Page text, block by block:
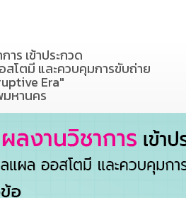
ร เข้าประกวด
สโตมี และควบคุมการขับถ่าย
Era"
หานคร